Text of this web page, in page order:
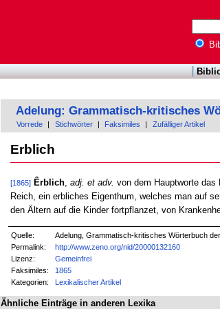
Adelung: Grammatisch-kritisches
Vorrede Stichwörter Faksimiles Zufälliger Artikel
Erblich
[1865] Êrblich, adj. et adv. von dem Hauptworte
Reich, ein erbliches Eigenthum, welches man auf
den Ältern auf die Kinder fortpflanzet, von
Quelle:
Adelung, Grammatisch-kritisches Wörterbuch
Permalink:
http://www.zeno.org/nid/20000132160
Lizenz:
Gemeinfrei
Faksimiles:
1865
Kategorien:
Lexikalischer Artikel
Ähnliche Einträge in anderen Lexika